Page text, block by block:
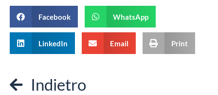
Facebook WhatsApp
LinkedIn Email Print
Indietro